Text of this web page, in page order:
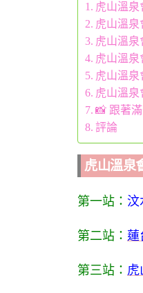
虎山溫
虎山溫
虎山溫
虎山溫泉
虎山溫泉
虎山溫
📸 跟著
評論
虎山溫泉
第一站： 汶
第二站： 蓮
第三站： 虎